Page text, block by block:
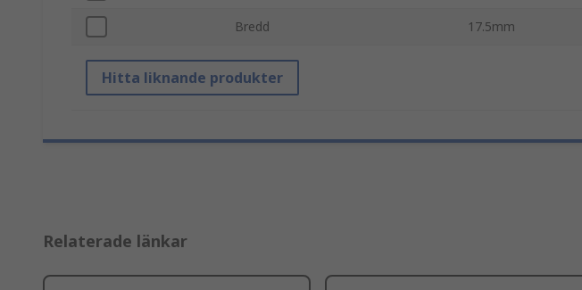
Bredd 17.5mm
Hitta liknande produkter
Relaterade länkar